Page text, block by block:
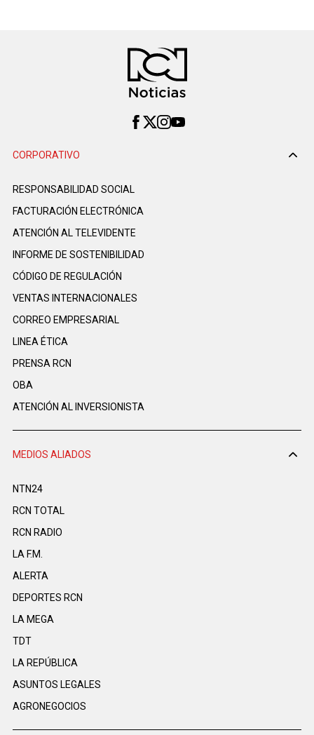
CORPORATIVO
RESPONSABILIDAD SOCIAL
FACTURACIÓN ELECTRÓNICA
ATENCIÓN AL TELEVIDENTE
INFORME DE SOSTENIBILIDAD
CÓDIGO DE REGULACIÓN
VENTAS INTERNACIONALES
CORREO EMPRESARIAL
LINEA ÉTICA
PRENSA RCN
OBA
ATENCIÓN AL INVERSIONISTA
MEDIOS ALIADOS
NTN24
RCN TOTAL
RCN RADIO
LA F.M.
ALERTA
DEPORTES RCN
LA MEGA
TDT
LA REPÚBLICA
ASUNTOS LEGALES
AGRONEGOCIOS